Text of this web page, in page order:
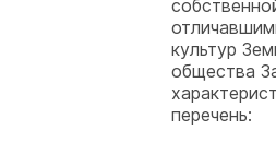
культур
общества
перечень: